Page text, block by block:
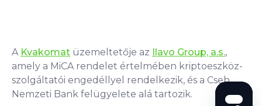
A Kvakomat üzemeltetője az Ilavo Group, a.s.,
amely a MiCA rendelet értelmében kriptoeszköz-
szolgáltatói engedéllyel rendelkezik, és a Cseh
Nemzeti Bank felügyelete alá tartozik.